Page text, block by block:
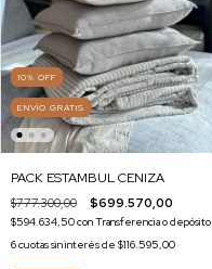
10% OFF
ENVÍO GRATIS
PACK ESTAMBUL CENIZA
$777.300,00 $699.570,00
$594.634,50conTransferencia o depósito
6cuotas sin interés de $116.595,00